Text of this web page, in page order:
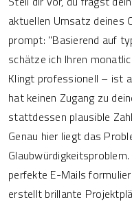
aktuellen Umsatz deines
prompt: "Basierend auf
schätze ich Ihren
Klingt professionell – ist
hat keinen Zugang zu
stattdessen plausible
Genau hier liegt das
perfekte E-Mails
erstellt brillante